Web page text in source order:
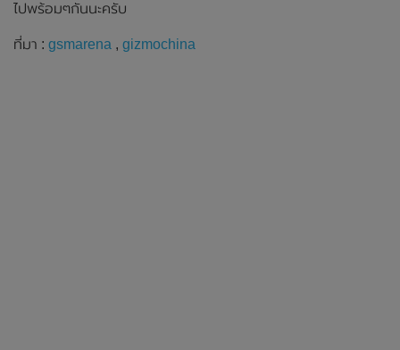
ไปพร้อมๆกันนะครับ
ที่มา : gsmarena , gizmochina